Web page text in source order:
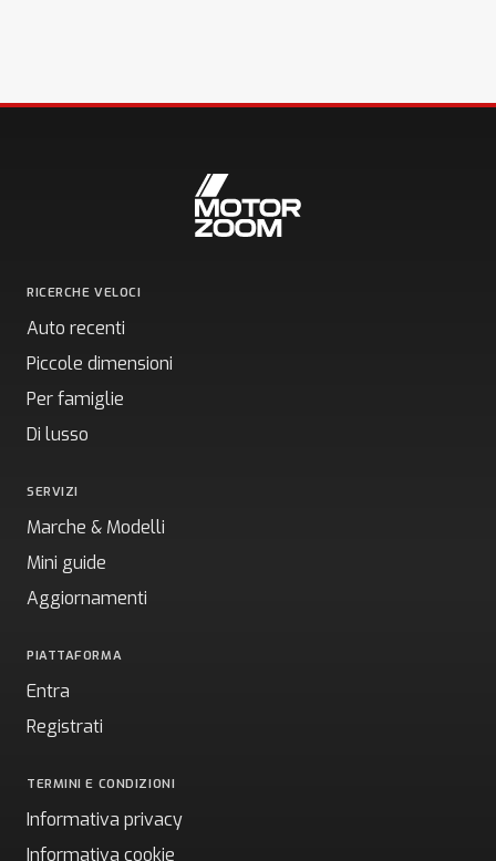
RICERCHE VELOCI
Auto recenti
Piccole dimensioni
Per famiglie
Di lusso
SERVIZI
Marche & Modelli
Mini guide
Aggiornamenti
PIATTAFORMA
Entra
Registrati
TERMINI E CONDIZIONI
Informativa privacy
Informativa cookie